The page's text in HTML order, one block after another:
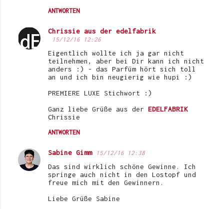
ANTWORTEN
Chrissie aus der edelfabrik
15/12/16 12:26
Eigentlich wollte ich ja gar nicht
teilnehmen, aber bei Dir kann ich nicht
anders :) - das Parfüm hört sich toll
an und ich bin neugierig wie hupi :)
PREMIERE LUXE Stichwort :)
Ganz liebe Grüße aus der EDELFABRIK
Chrissie
ANTWORTEN
Sabine Gimm 15/12/16 12:38
Das sind wirklich schöne Gewinne. Ich
springe auch nicht in den Lostopf und
freue mich mit den Gewinnern.
Liebe Grüße Sabine